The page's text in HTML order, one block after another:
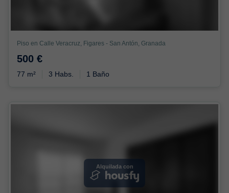
Piso en Calle Veracruz, Figares - San Antón, Granada
500 €
77 m² 3 Habs. 1 Baño
Alquilada con